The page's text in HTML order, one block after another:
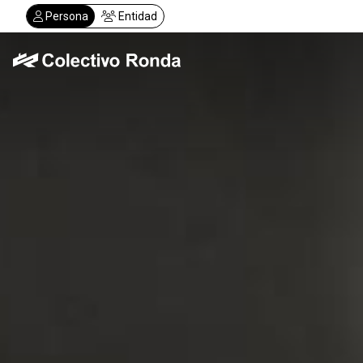
Pasar
al
contenido
principal
Persona Entidad